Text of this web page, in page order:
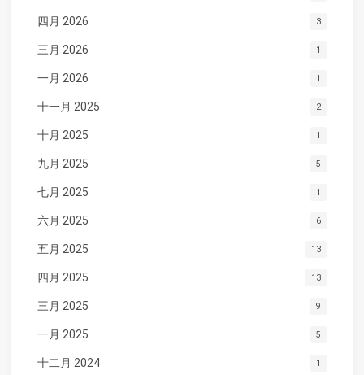
四月 2026 3
三月 2026 1
一月 2026 1
十一月 2025 2
十月 2025 1
九月 2025 5
七月 2025 1
六月 2025 6
五月 2025 13
四月 2025 13
三月 2025 9
一月 2025 5
十二月 2024 1